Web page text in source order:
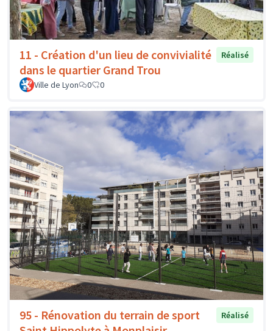
11 - Création d'un lieu de convivialité
dans le quartier Grand Trou
Réalisé
Ville de Lyon 0 0
95 - Rénovation du terrain de sport
Réalisé